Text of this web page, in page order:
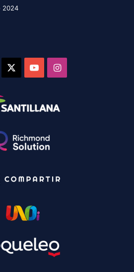
2024
YouTubeInstagram